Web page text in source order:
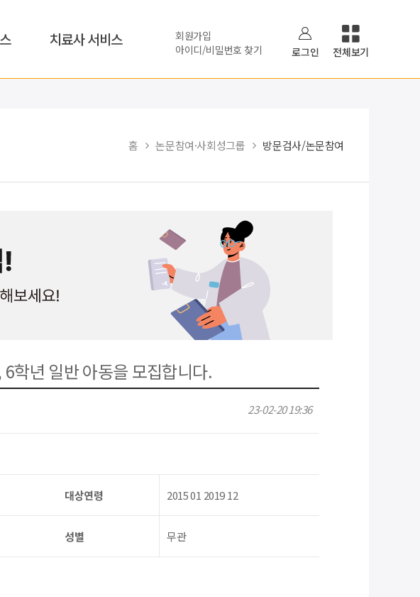
치료사 서비스
회원가입
아이디/비밀번호 찾기
로그인 전체보기
홈 논문참여·사회성그룹 방문검사/논문참여
학년 일반 아동을 모집합니다.
23-02-20 19:36
대상연령 2015 01 2019 12
성별 무관